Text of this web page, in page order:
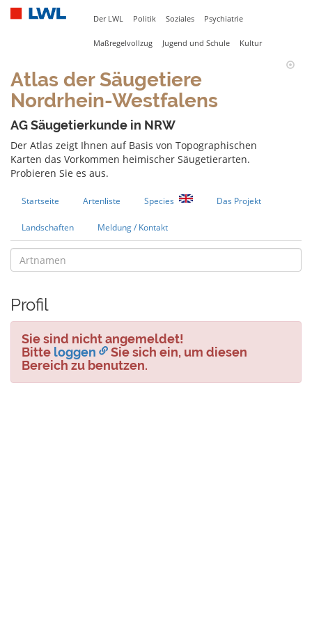
Der LWL Politik Soziales Psychiatrie
Maßregelvollzug Jugend und Schule Kultur
Atlas der Säugetiere
Nordrhein-Westfalens
AG Säugetierkunde in NRW
Der Atlas zeigt Ihnen auf Basis von Topographischen
Karten das Vorkommen heimischer Säugetierarten.
Probieren Sie es aus.
Startseite Artenliste Species Das Projekt
Landschaften Meldung / Kontakt
Profil
Sie sind nicht angemeldet!
Bitte loggen
Sie sich ein, um diesen
Bereich zu benutzen.